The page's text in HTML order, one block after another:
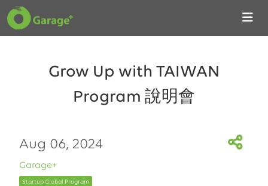
Grow Up with TAIWAN
Program 說明會
Aug 06, 2024
Garage+
Startup Global Program